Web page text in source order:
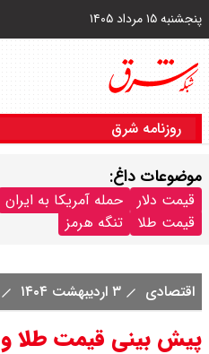
پنجشنبه ۱۵ مرداد ۱۴۰۵
روزنامه شرق
موضوعات داغ:
قیمت دلار حمله آمریکا به ایران
قیمت طلا
تنگه هرمز
اقتصادی ۳ اردیبهشت ۱۴۰۴